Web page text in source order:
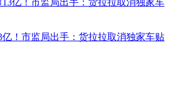
亿！市监局出手：货拉拉取消独家车贴